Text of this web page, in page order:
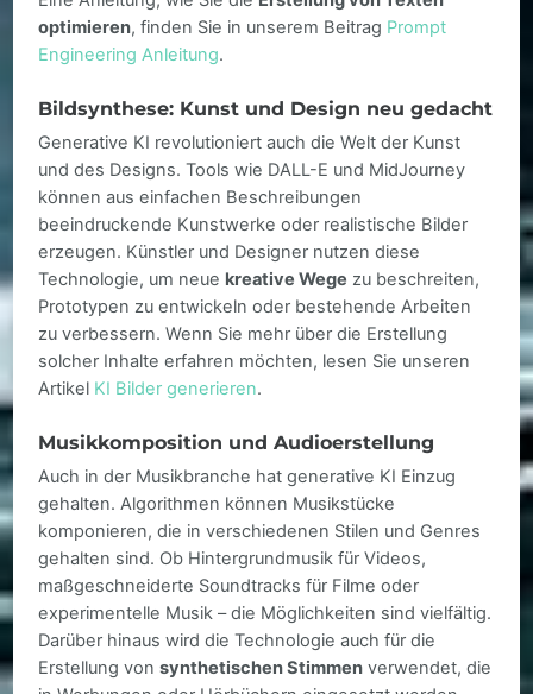
optimieren, finden Sie in unserem Beitrag Prompt
Engineering Anleitung.
Bildsynthese: Kunst und Design neu gedacht
Generative KI revolutioniert auch die Welt der Kunst
und des Designs. Tools wie DALL-E und MidJourney
können aus einfachen Beschreibungen
beeindruckende Kunstwerke oder realistische Bilder
erzeugen. Künstler und Designer nutzen diese
Technologie, um neue kreative Wege zu beschreiten,
Prototypen zu entwickeln oder bestehende Arbeiten
zu verbessern. Wenn Sie mehr über die Erstellung
solcher Inhalte erfahren möchten, lesen Sie unseren
Artikel KI Bilder generieren.
Musikkomposition und Audioerstellung
Auch in der Musikbranche hat generative KI Einzug
gehalten. Algorithmen können Musikstücke
komponieren, die in verschiedenen Stilen und Genres
gehalten sind. Ob Hintergrundmusik für Videos,
maßgeschneiderte Soundtracks für Filme oder
experimentelle Musik – die Möglichkeiten sind vielfältig.
Darüber hinaus wird die Technologie auch für die
Erstellung vonsynthetischen Stimmen verwendet, die